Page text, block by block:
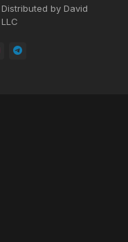
Distributed by David